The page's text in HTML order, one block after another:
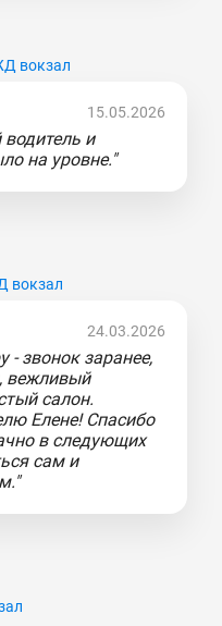
вокзал
15.05.2026
и
на уровне."
вокзал
24.03.2026
- звонок заранее,
вежливый
салон.
Елене! Спасибо
в следующих
сам и